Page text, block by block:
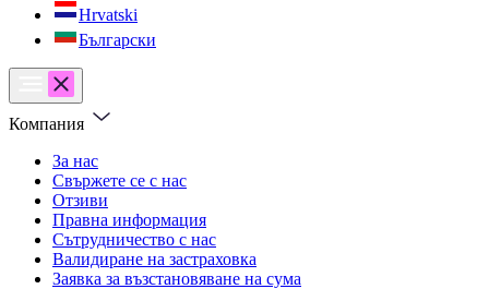
Hrvatski
Български
Компания
За нас
Свържете се с нас
Отзиви
Правна информация
Сътрудничество с нас
Валидиране на застраховка
Заявка за възстановяване на сума